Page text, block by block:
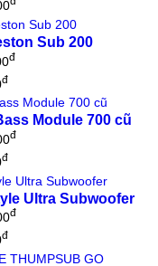
Sub 200
đ
đ
Module 700 cũ
đ
đ
Ultra Subwoofer
đ
đ